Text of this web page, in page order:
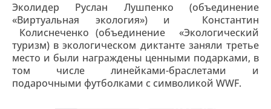
Эколидер Руслан Лушпенко (объединение
«Виртуальная экология») и Константин
Колиснеченко (объединение «Экологический
туризм) в экологическом диктанте заняли третье
место и были награждены ценными подарками, в
том числе линейками-браслетами и
подарочными футболками с символикой WWF.